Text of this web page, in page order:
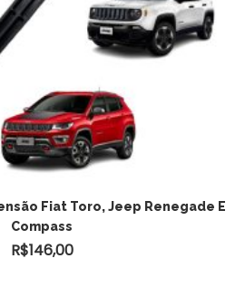
Fiat Toro, Jeep Renegade E
Compass
R$146,00